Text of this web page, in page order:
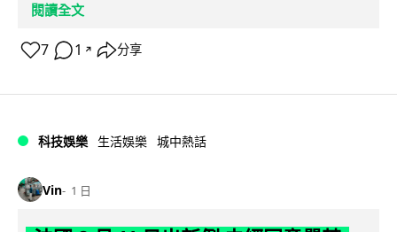
閱讀全文
7 1 ↗ 分享
科技娛樂 生活娛樂 城中熱話
Vin 1 日